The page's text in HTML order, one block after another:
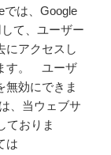
は、Google
て、ユーザー
にアクセスし
す。 ユーザ
無効にできま
、当ウェブサ
ておりま
は